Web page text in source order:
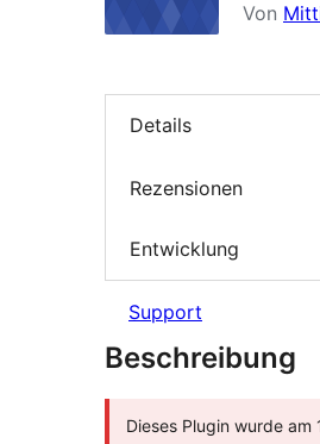
Von
Details
Rezensionen
Entwicklung
Support
Beschreibung
Dieses Plugin wurde am